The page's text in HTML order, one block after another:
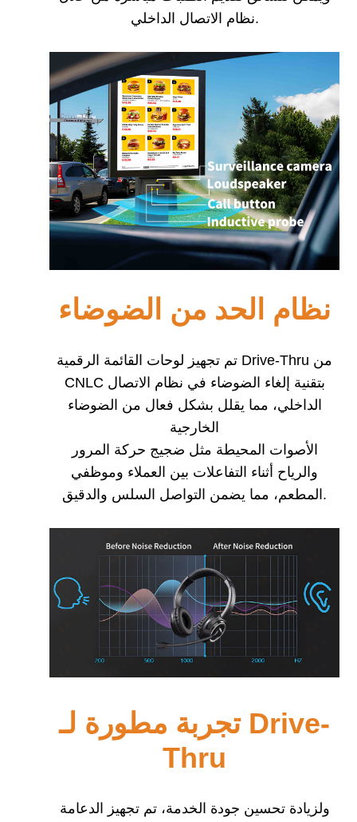
نظام الاتصال الداخلي.
نظام الحد من الضوضاء
تم تجهيز لوحات القائمة الرقمية Drive-Thru من
CNLC بتقنية إلغاء الضوضاء في نظام الاتصال
الداخلي، مما يقلل بشكل فعال من الضوضاء
الخارجية
الأصوات المحيطة مثل ضجيج حركة المرور
والرياح أثناء التفاعلات بين العملاء وموظفي
المطعم، مما يضمن التواصل السلس والدقيق.
تجربة مطورة لـ Drive-
Thru
ولزيادة تحسين جودة الخدمة، تم تجهيز الدعامة